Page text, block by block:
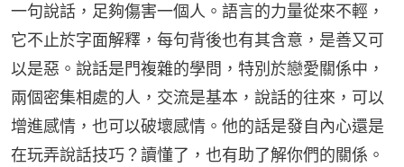
一句說話，足夠傷害一個人。語言的力量從來不輕，
它不止於字面解釋，每句背後也有其含意，是善又可
以是惡。說話是門複雜的學問，特別於戀愛關係中，
兩個密集相處的人，交流是基本，說話的往來，可以
增進感情，也可以破壞感情。他的話是發自內心還是
在玩弄說話技巧？讀懂了，也有助了解你們的關係。